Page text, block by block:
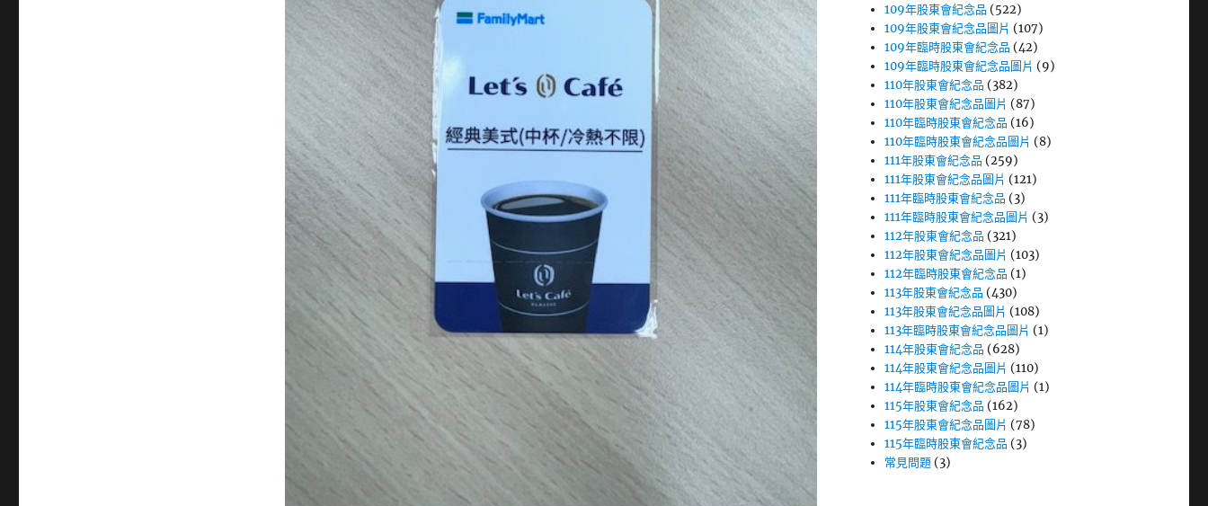
109年股東會紀念品 (522)
109年股東會紀念品圖片 (107)
109年臨時股東會紀念品 (42)
109年臨時股東會紀念品圖片 (9)
110年股東會紀念品 (382)
110年股東會紀念品圖片 (87)
110年臨時股東會紀念品 (16)
110年臨時股東會紀念品圖片 (8)
111年股東會紀念品 (259)
111年股東會紀念品圖片 (121)
111年臨時股東會紀念品 (3)
111年臨時股東會紀念品圖片 (3)
112年股東會紀念品 (321)
112年股東會紀念品圖片 (103)
112年臨時股東會紀念品 (1)
113年股東會紀念品 (430)
113年股東會紀念品圖片 (108)
113年臨時股東會紀念品圖片 (1)
114年股東會紀念品 (628)
114年股東會紀念品圖片 (110)
114年臨時股東會紀念品圖片 (1)
115年股東會紀念品 (162)
115年股東會紀念品圖片 (78)
115年臨時股東會紀念品 (3)
常見問題 (3)